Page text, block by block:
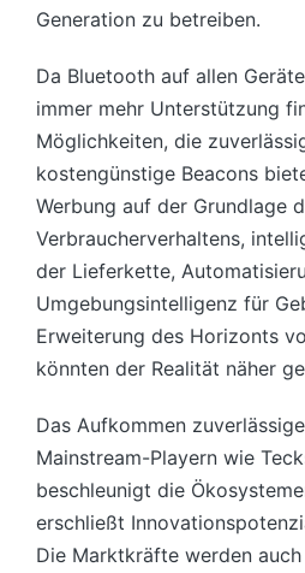
Generation zu betreiben.
Da Bluetooth auf allen
immer mehr Unterstützung
Möglichkeiten, die
kostengünstige Beacons
Werbung auf der Grundlage
Verbraucherverhaltens,
der Lieferkette,
Umgebungsintelligenz für
Erweiterung des Horizonts
könnten der Realität näher
Das Aufkommen
Mainstream-Playern wie
beschleunigt die
erschließt
Die Marktkräfte werden